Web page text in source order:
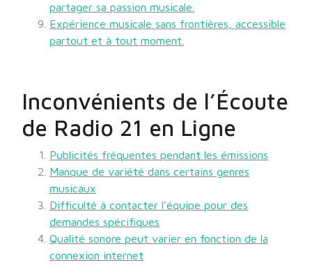
partager sa passion musicale.
Expérience musicale sans frontières, accessible
partout et à tout moment.
Inconvénients de l’Écoute
de Radio 21 en Ligne
Publicités fréquentes pendant les émissions
Manque de variété dans certains genres
musicaux
Difficulté à contacter l’équipe pour des
demandes spécifiques
Qualité sonore peut varier en fonction de la
connexion internet